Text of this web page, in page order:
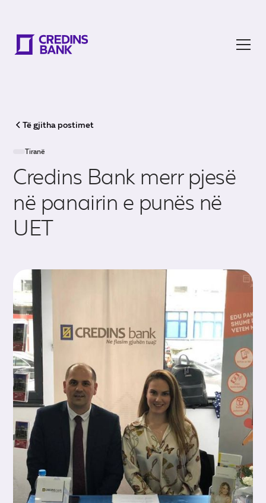
Të gjitha postimet
Tiranë
Credins Bank merr pjesë
në panairin e punës në
UET